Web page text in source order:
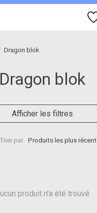
Dragon blok
Dragon blok
Afficher les filtres
Trier par Produits les plus
produit n'a été trouvé